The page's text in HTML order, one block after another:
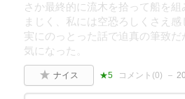
さか最終的に流木を拾って船を
まじく、私には空恐ろしくさえ
実にのっとった話で迫真の筆致
気になった。
ナイス ★5 コメント(0)